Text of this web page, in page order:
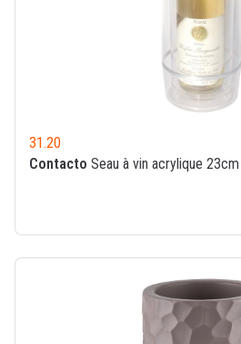
31.20
Contacto Seau à vin acrylique 23cm